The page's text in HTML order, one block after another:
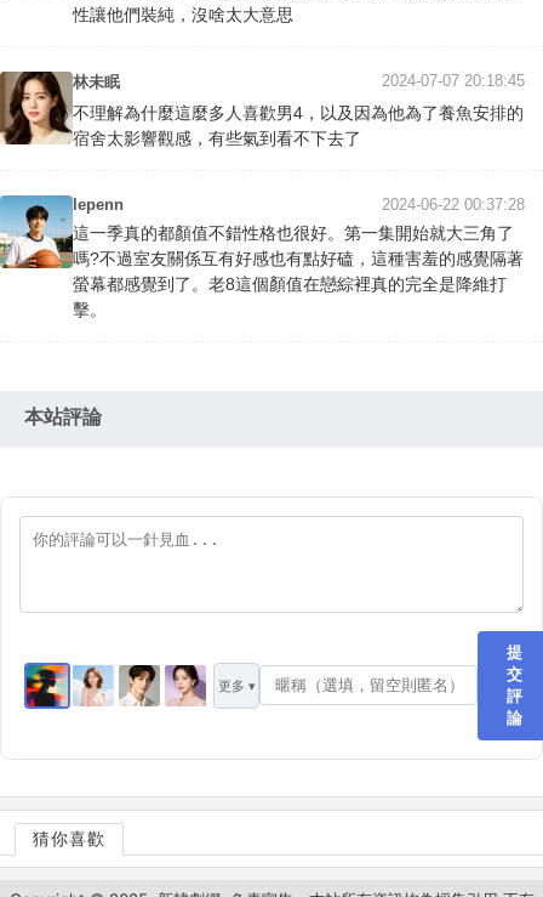
性讓他們裝純，沒啥太大意思
林未眠 2024-07-07 20:18:45
不理解為什麼這麼多人喜歡男4，以及因為他為了養魚安排的
宿舍太影響觀感，有些氣到看不下去了
lepenn 2024-06-22 00:37:28
這一季真的都顏值不錯性格也很好。第一集開始就大三角了
嗎?不過室友關係互有好感也有點好磕，這種害羞的感覺隔著
螢幕都感覺到了。老8這個顏值在戀綜裡真的完全是降維打
擊。
本站評論
更多 ▾
提
交
評
論
猜你喜歡